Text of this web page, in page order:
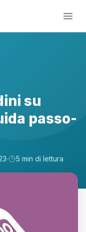
su
passo-
· 5 min di lettura